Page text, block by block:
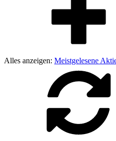
Alles anzeigen: Meistgelesene